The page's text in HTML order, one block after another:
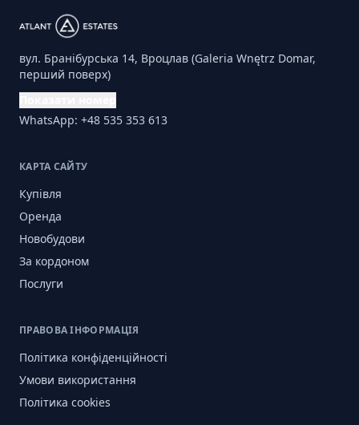
вул. Бранібурська 14, Вроцлав (Galeria Wnętrz Domar,
перший поверх)
WhatsApp: +48 535 353 613
КАРТА САЙТУ
Купівля
Оренда
Новобудови
За кордоном
Послуги
ПРАВОВА ІНФОРМАЦІЯ
Політика конфіденційності
Умови використання
Політика cookies